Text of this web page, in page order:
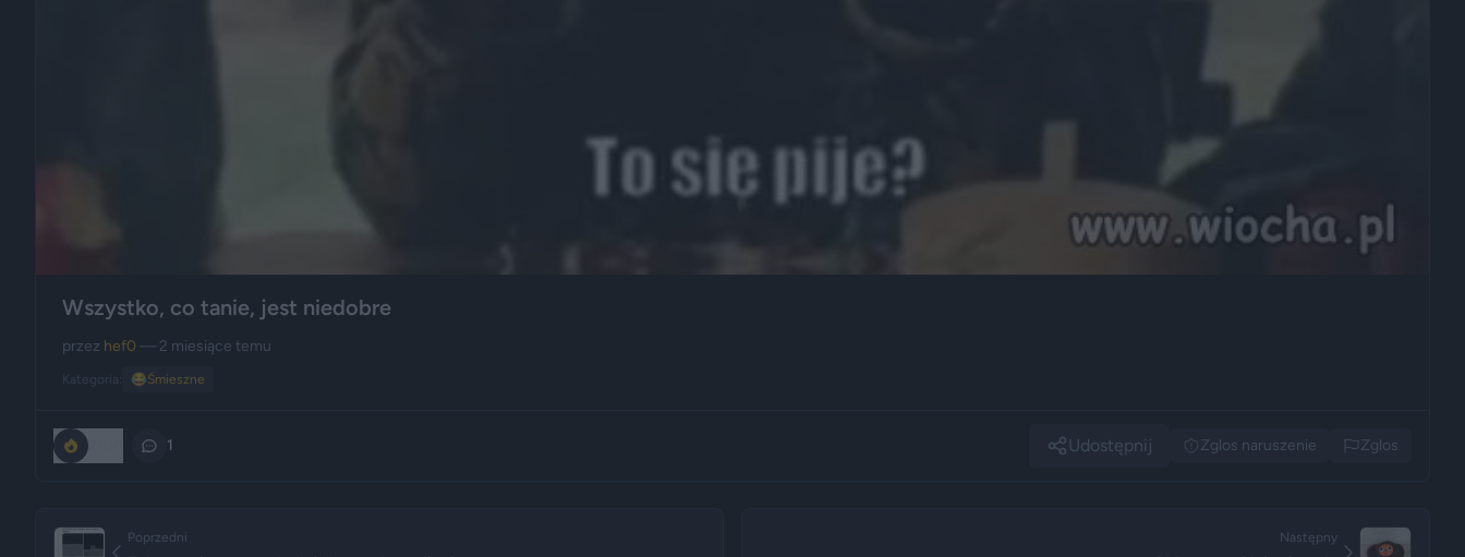
Wszystko, co tanie, jest niedobre
przez hef0 — 2 miesiące temu
Kategoria: 😂Śmieszne
1 Udostępnij Zglos naruszenie Zglos
Poprzedni Następny